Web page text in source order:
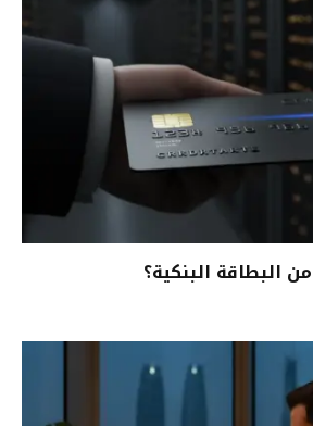
البطاقة البنكية؟